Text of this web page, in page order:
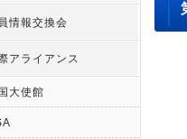
情報交換会
アライアンス
大使館